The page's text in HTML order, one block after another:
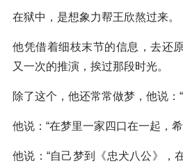
在狱中，是想象力帮王欣熬过来。
他凭借着细枝末节的信息，去还
又一次的推演，挨过那段时光。
除了这个，他还常常做梦，他说：
他说：“在梦里一家四口在一起，
他说：“自己梦到《忠犬八公》，